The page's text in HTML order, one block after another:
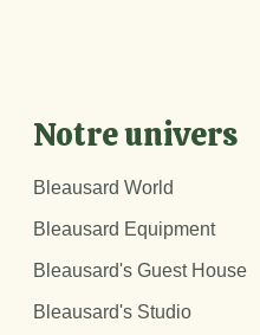
Notre univers
Bleausard World
Bleausard Equipment
Bleausard's Guest House
Bleausard's Studio